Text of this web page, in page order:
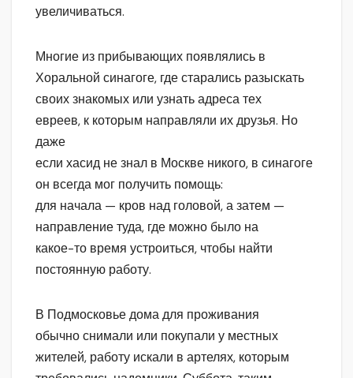
увеличиваться.
Многие из прибывающих появлялись в
Хоральной синагоге, где старались разыскать
своих знакомых или узнать адреса тех
евреев, к которым направляли их друзья. Но
даже
если хасид не знал в Москве никого, в синагоге
он всегда мог получить помощь:
для начала — кров над головой, а затем —
направление туда, где можно было на
какое-то время устроиться, чтобы найти
постоянную работу.
В Подмосковье дома для проживания
обычно снимали или покупали у местных
жителей, работу искали в артелях, которым